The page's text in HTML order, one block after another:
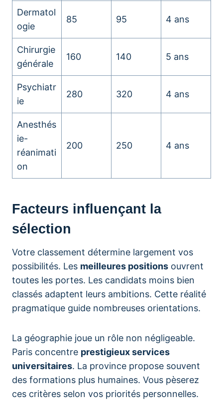
Dermatol
ogie
85 95 4 ans
Chirurgie
générale
160 140 5 ans
Psychiatr
ie
280 320 4 ans
Anesthés
ie-
réanimati
on
200 250 4 ans
Facteurs influençant la
sélection
Votre classement détermine largement vos
possibilités. Les meilleures positions ouvrent
toutes les portes. Les candidats moins bien
classés adaptent leurs ambitions. Cette réalité
pragmatique guide nombreuses orientations.
La géographie joue un rôle non négligeable.
Paris concentre prestigieux services
universitaires. La province propose souvent
des formations plus humaines. Vous pèserez
ces critères selon vos priorités personnelles.